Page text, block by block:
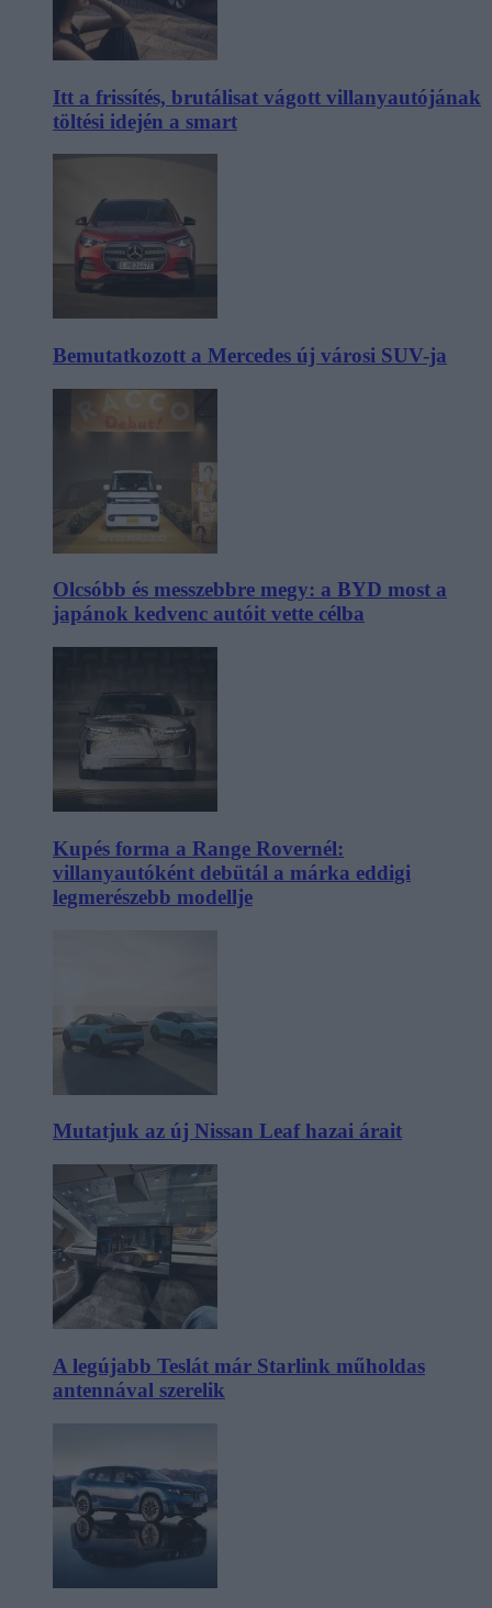
Itt a frissítés, brutálisat vágott villanyautójának
töltési idején a smart
Bemutatkozott a Mercedes új városi SUV-ja
Olcsóbb és messzebbre megy: a BYD most a
japánok kedvenc autóit vette célba
Kupés forma a Range Rovernél:
villanyautóként debütál a márka eddigi
legmerészebb modellje
Mutatjuk az új Nissan Leaf hazai árait
A legújabb Teslát már Starlink műholdas
antennával szerelik